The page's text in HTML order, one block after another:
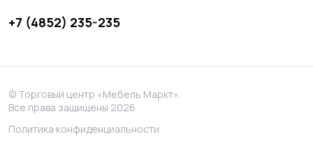
+7 (4852) 235-235
© Торговый центр «Мебель Маркт».
Все права защищены 2026
Политика конфиденциальности